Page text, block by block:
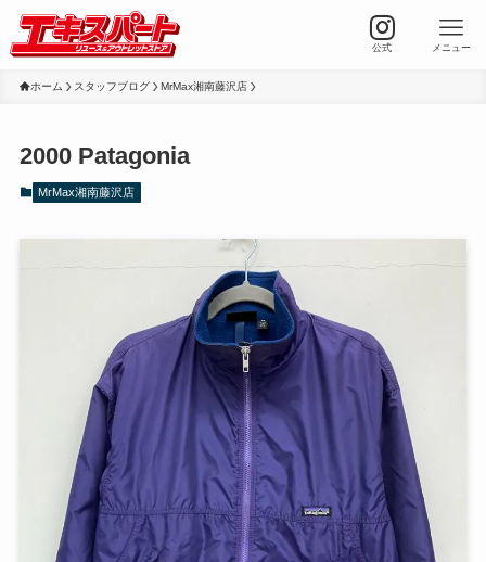
公式 メニュー
ホーム スタッフブログ MrMax湘南藤沢店
2000 Patagonia
MrMax湘南藤沢店